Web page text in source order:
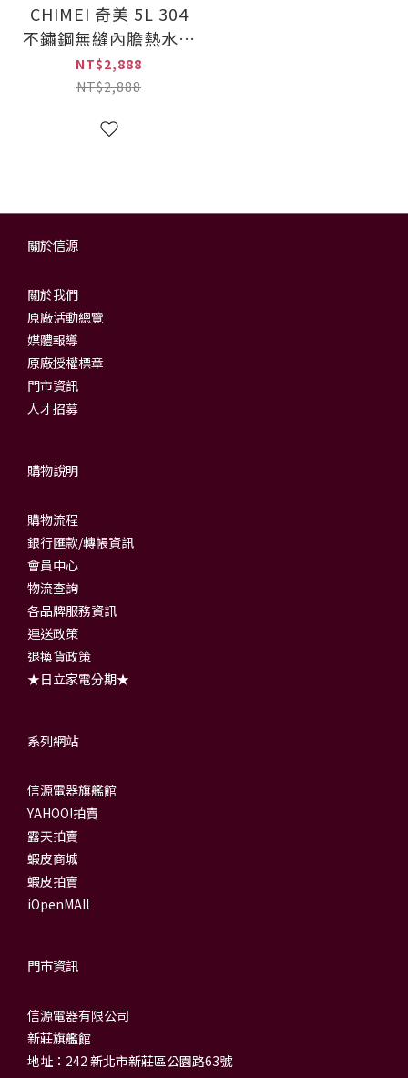
CHIMEI 奇美 5L 304
不鏽鋼無縫內膽熱水瓶
(WB-50YS02)
NT$2,888
NT$2,888
關於信源
關於我們
原廠活動總覽
媒體報導
原廠授權標章
門市資訊
人才招募
購物說明
購物流程
銀行匯款/轉帳資訊
會員中心
物流查詢
各品牌服務資訊
運送政策
退換貨政策
★日立家電分期★
系列網站
信源電器旗艦館
YAHOO!拍賣
露天拍賣
蝦皮商城
蝦皮拍賣
iOpenMAll
門市資訊
信源電器有限公司
新莊旗艦館
地址：242 新北市新莊區公園路63號